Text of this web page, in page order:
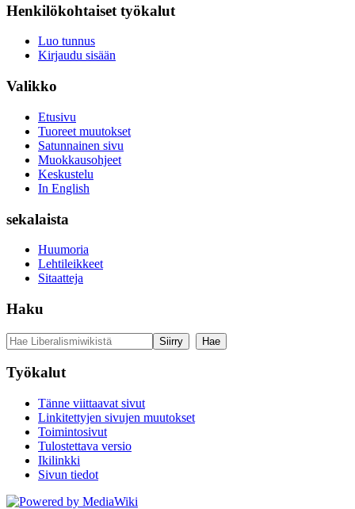
Henkilökohtaiset työkalut
Luo tunnus
Kirjaudu sisään
Valikko
Etusivu
Tuoreet muutokset
Satunnainen sivu
Muokkausohjeet
Keskustelu
In English
sekalaista
Huumoria
Lehtileikkeet
Sitaatteja
Haku
Työkalut
Tänne viittaavat sivut
Linkitettyjen sivujen muutokset
Toimintosivut
Tulostettava versio
Ikilinkki
Sivun tiedot